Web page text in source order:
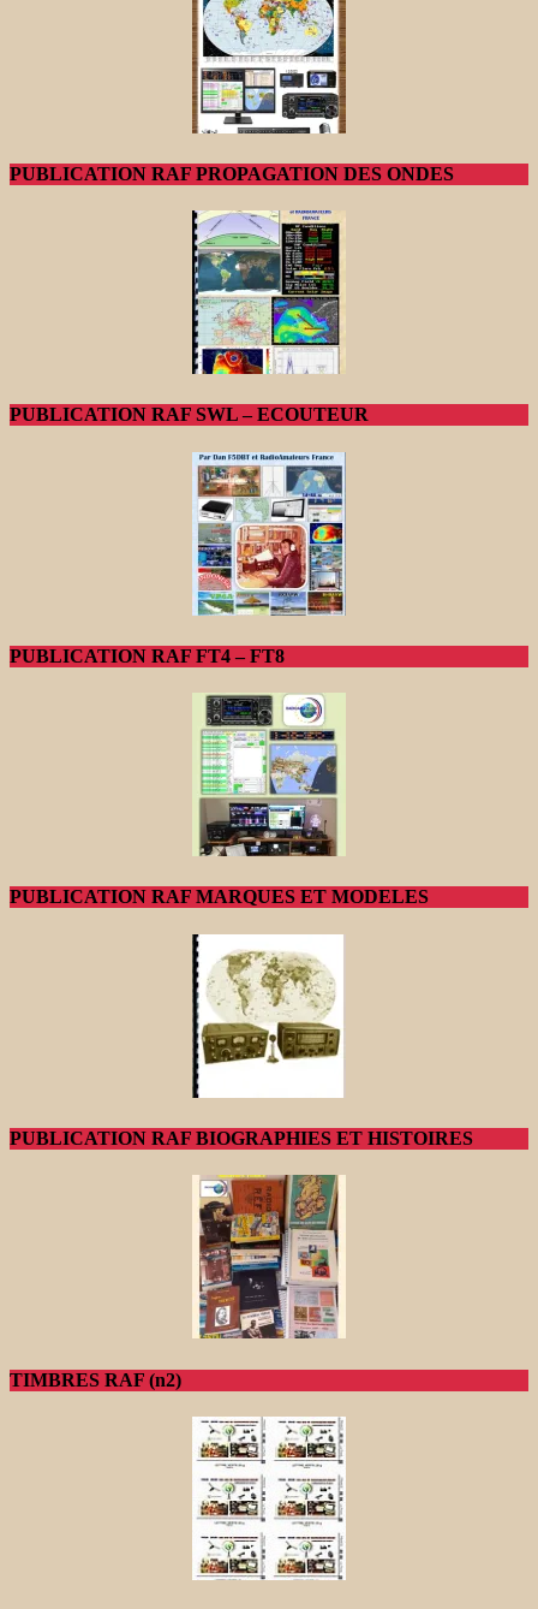
PUBLICATION RAF PROPAGATION DES ONDES
PUBLICATION RAF SWL – ECOUTEUR
PUBLICATION RAF FT4 – FT8
PUBLICATION RAF MARQUES ET MODELES
PUBLICATION RAF BIOGRAPHIES ET HISTOIRES
TIMBRES RAF (n2)